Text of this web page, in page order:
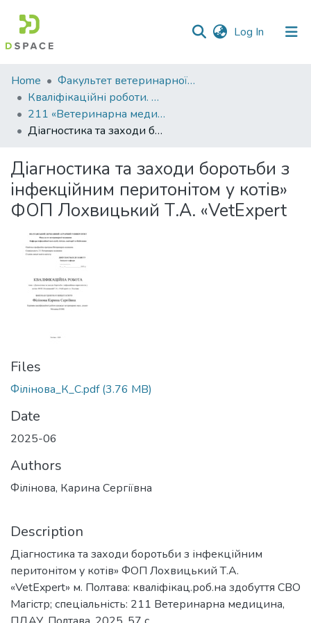
Log In (current)
Communities
&
Collections
All of DSpace
Statistics
Home
Факультет ветеринарної медицини
Кваліфікаційні роботи. Факультет ветеринарної медицини
211 «Ветеринарна медицина» - Магістри 2024-2025
Діагностика та заходи боротьби з інфекційним перитонітом у котів» ФОП Лохвицький Т.А. «VetExpert
Діагностика та заходи боротьби з
інфекційним перитонітом у котів»
ФОП Лохвицький Т.А. «VetExpert
Files
Філінова_К_C.pdf(3.76 MB)
Date
2025-06
Authors
Філінова, Карина Сергіївна
Description
Діагностика та заходи боротьби з інфекційним
перитонітом у котів» ФОП Лохвицький Т.А.
«VetExpert» м. Полтава: кваліфікац.роб.на здобуття СВО
Магістр; спеціальність: 211 Ветеринарна медицина,